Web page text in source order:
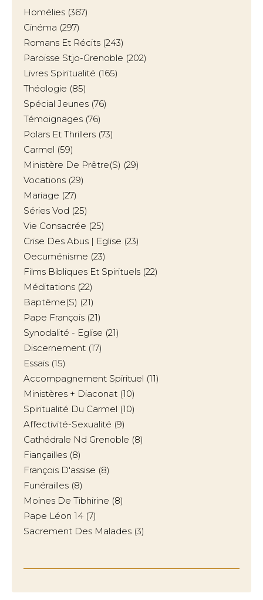
Homélies (367)
Cinéma (297)
Romans Et Récits (243)
Paroisse Stjo-Grenoble (202)
Livres Spiritualité (165)
Théologie (85)
Spécial Jeunes (76)
Témoignages (76)
Polars Et Thrillers (73)
Carmel (59)
Ministère De Prêtre(s) (29)
Vocations (29)
Mariage (27)
Séries Vod (25)
Vie Consacrée (25)
Crise Des Abus | Eglise (23)
Oecuménisme (23)
Films Bibliques Et Spirituels (22)
Méditations (22)
Baptême(s) (21)
Pape François (21)
Synodalité - Eglise (21)
Discernement (17)
Essais (15)
Accompagnement Spirituel (11)
Ministères + Diaconat (10)
Spiritualité Du Carmel (10)
Affectivité-Sexualité (9)
Cathédrale Nd Grenoble (8)
Fiançailles (8)
François D'assise (8)
Funérailles (8)
Moines De Tibhirine (8)
Pape Léon 14 (7)
Sacrement Des Malades (3)